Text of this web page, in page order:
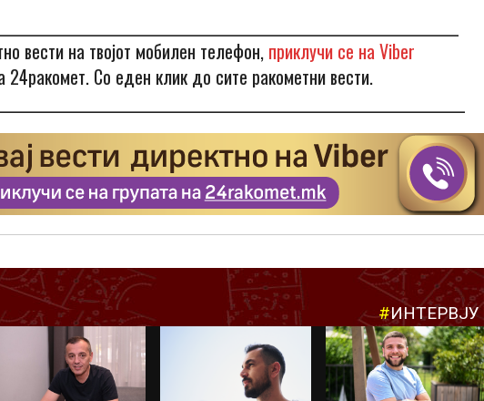
вести на твојот мобилен телефон, приклучи се на Viber
24ракомет. Со еден клик до сите ракометни вести.
#ИНТЕРВЈУ